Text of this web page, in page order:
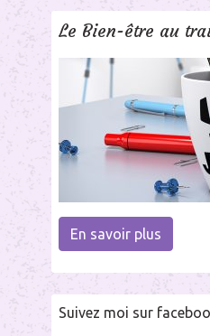
Le Bien-être au
En savoir plus
Suivez moi sur